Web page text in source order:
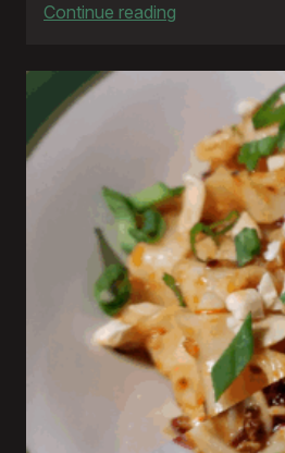
Continue reading
na
rowerze